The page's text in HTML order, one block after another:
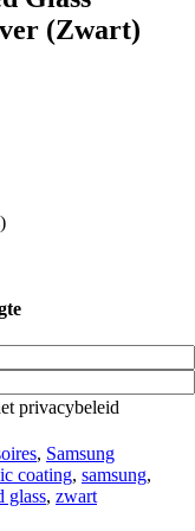
(Zwart)
privacybeleid
, Samsung
coating, samsung,
glass, zwart